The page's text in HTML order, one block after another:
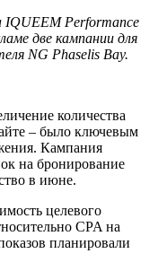
IQUEEM Performance
две кампании для
NG Phaselis Bay.
количества
– было ключевым
Кампания
на бронирование
в июне.
целевого
CPA на
планировали